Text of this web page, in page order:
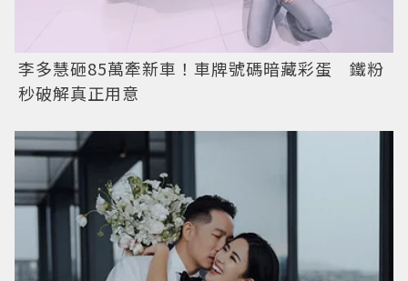
李多慧砸85萬牽新車！車牌號碼暗藏彩蛋 鐵粉
秒破解真正用意